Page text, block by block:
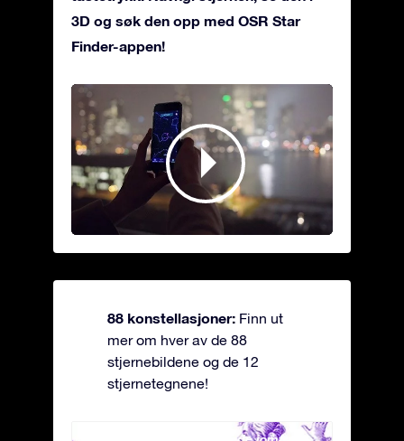
3D og søk den opp med OSR Star
Finder-appen!
88 konstellasjoner: Finn ut
mer om hver av de 88
stjernebildene og de 12
stjernetegnene!